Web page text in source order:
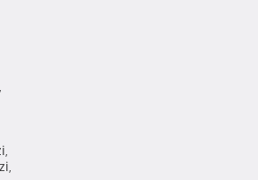
,
,
,